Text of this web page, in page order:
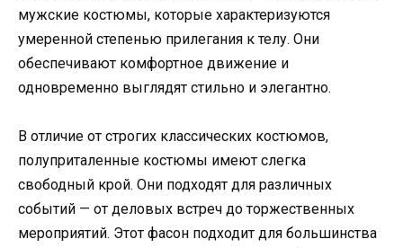
мужские костюмы, которые характеризуются
умеренной степенью прилегания к телу. Они
обеспечивают комфортное движение и
одновременно выглядят стильно и элегантно.
В отличие от строгих классических костюмов,
полуприталенные костюмы имеют слегка
свободный крой. Они подходят для различных
событий — от деловых встреч до торжественных
мероприятий. Этот фасон подходит для большинства